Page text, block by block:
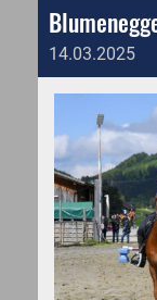
14.03.2025